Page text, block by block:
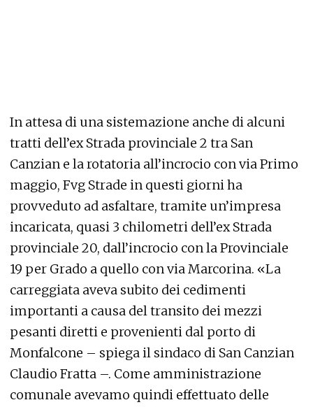
In attesa di una sistemazione anche di alcuni
tratti dell’ex Strada provinciale 2 tra San
Canzian e la rotatoria all’incrocio con via Primo
maggio, Fvg Strade in questi giorni ha
provveduto ad asfaltare, tramite un’impresa
incaricata, quasi 3 chilometri dell’ex Strada
provinciale 20, dall’incrocio con la Provinciale
19 per Grado a quello con via Marcorina. «La
carreggiata aveva subito dei cedimenti
importanti a causa del transito dei mezzi
pesanti diretti e provenienti dal porto di
Monfalcone – spiega il sindaco di San Canzian
Claudio Fratta –. Come amministrazione
comunale avevamo quindi effettuato delle